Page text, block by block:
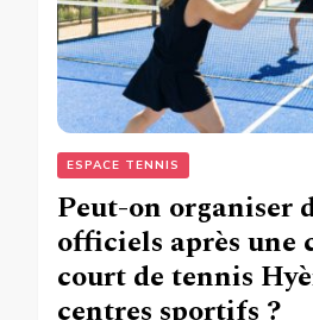
ESPACE TENNIS
Peut-on organiser
officiels après une
court de tennis